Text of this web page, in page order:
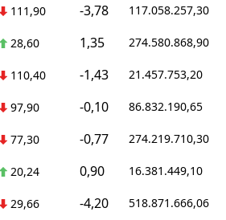
111,90 -3,78 117.058.257,30
28,60 1,35 274.580.868,90
110,40 -1,43 21.457.753,20
97,90 -0,10 86.832.190,65
77,30 -0,77 274.219.710,30
20,24 0,90 16.381.449,10
29,66 -4,20 518.871.666,06